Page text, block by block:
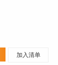
加入清单